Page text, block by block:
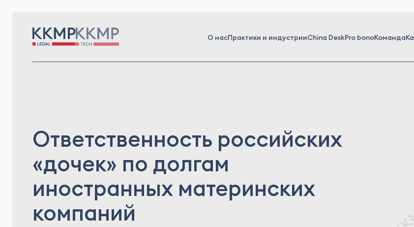
О насПрактики и индустрииChina DeskPro bonoКоманда
Ответственность российских
«дочек» по долгам
иностранных материнских
компаний